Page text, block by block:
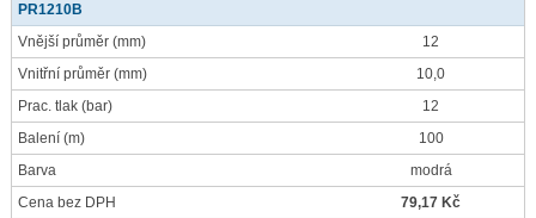
PR1210B
Vnější průměr (mm)
12
Vnitřní průměr (mm)
10,0
Prac. tlak (bar)
12
Balení (m)
100
Barva
modrá
Cena bez DPH
79,17 Kč